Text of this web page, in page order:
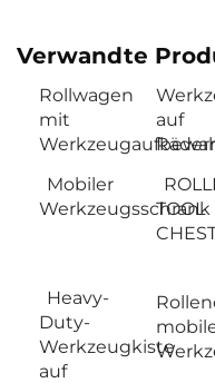
Verwandte
Rollwagen
mit
auf
Mobiler
Werkzeugsschrank
TOOL
Heavy-
Duty-
Werkzeugkiste
auf